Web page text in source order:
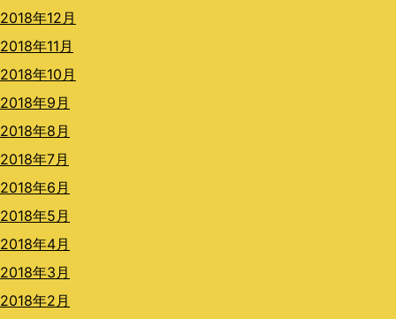
2018年12月
2018年11月
2018年10月
2018年9月
2018年8月
2018年7月
2018年6月
2018年5月
2018年4月
2018年3月
2018年2月